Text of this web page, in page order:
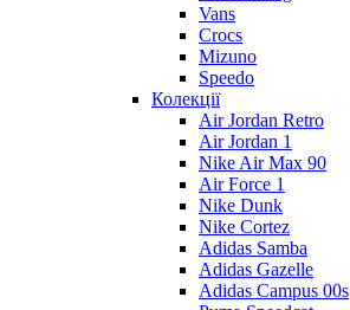
Vans
Crocs
Mizuno
Speedo
Колекції
Air Jordan Retro
Air Jordan 1
Nike Air Max 90
Air Force 1
Nike Dunk
Nike Cortez
Adidas Samba
Adidas Gazelle
Adidas Campus 00s